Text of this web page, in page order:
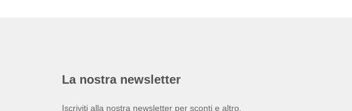
La nostra newsletter
Iscriviti alla nostra newsletter per sconti e altro.